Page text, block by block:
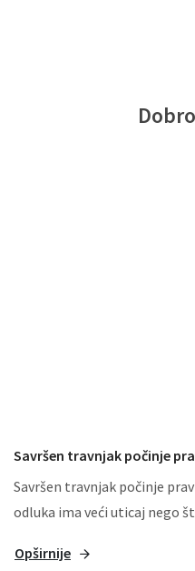
Savršen travnjak počinje
Savršen travnjak počinje
odluka ima veći uticaj nego
Opširnije